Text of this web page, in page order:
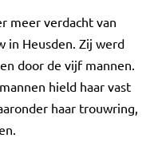
meer verdacht van
in Heusden. Zij werd
door de vijf mannen.
hield haar vast
haar trouwring,